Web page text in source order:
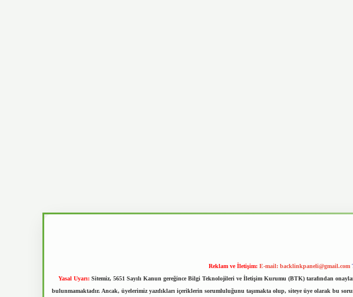
Reklam ve İletişim: E-mail: backlinkpaneli@gmail.com
Yasal Uyarı: Sitemiz, 5651 Sayılı Kanun gereğince Bilgi Teknolojileri ve İletişim Kurumu (BTK) tarafından
bulunmamaktadır. Ancak, üyelerimiz yazdıkları içeriklerin sorumluluğunu taşımakta olup, siteye üye olarak bu